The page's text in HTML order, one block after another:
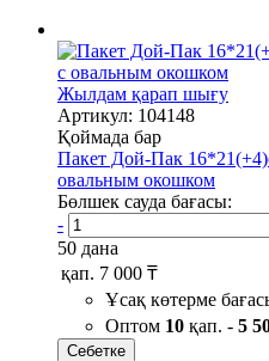
Жылдам қарап шығу
Артикул: 104148
Қоймада бар
Пакет Дой-Пак
овальным окошком
Бөлшек сауда бағасы:
-
50 дана
қап. 7 000 ₸
Ұсақ көтерме
Оптом 10 қап. - 5
Себетке